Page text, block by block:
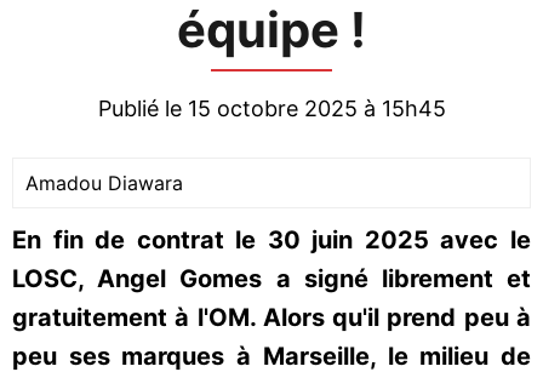
équipe !
Publié le 15 octobre 2025 à 15h45
Amadou Diawara
En fin de contrat le 30 juin 2025 avec le
LOSC, Angel Gomes a signé librement et
gratuitement à l'OM. Alors qu'il prend peu à
peu ses marques à Marseille, le milieu de